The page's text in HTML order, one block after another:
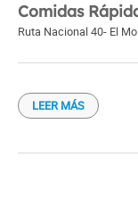
Comidas
Ruta Nacional 40- El
LEER MÁS